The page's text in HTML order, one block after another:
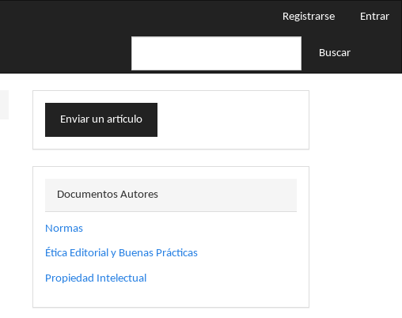
Registrarse Entrar
Buscar
Enviar
unEnviar un artículo
docautor
Documentos Autores
Normas
Ética Editorial y Buenas Prácticas
Propiedad Intelectual